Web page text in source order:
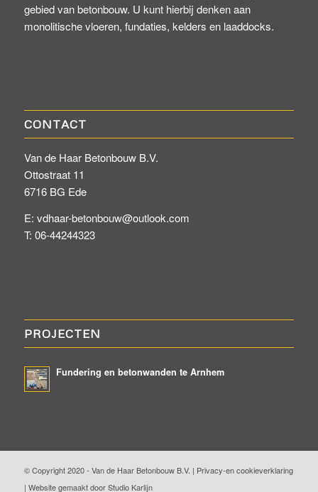
gebied van betonbouw. U kunt hierbij denken aan
monolitische vloeren, fundaties, kelders en laaddocks.
CONTACT
Van de Haar Betonbouw B.V.
Ottostraat 11
6716 BG Ede
E: vdhaar-betonbouw@outlook.com
T: 06-44244323
PROJECTEN
Fundering en betonwanden te Arnhem
© Copyright 2020 - Van de Haar Betonbouw B.V. | Privacy-en cookieverklaring
| Website gemaakt door Studio Karlijn